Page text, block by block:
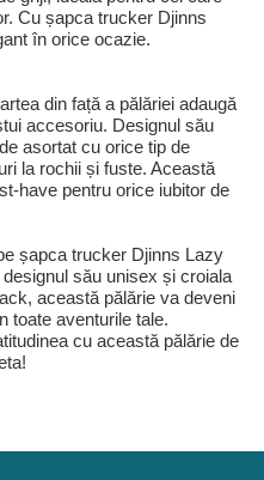
Cu șapca trucker Djinns
în orice ocazie.
din față a pălăriei adaugă
accesoriu. Designul său
asortat cu orice tip de
la rochii și fuste. Această
have pentru orice iubitor de
șapca trucker Djinns Lazy
său unisex și croiala
această pălărie va deveni
toate aventurile tale.
cu această pălărie de